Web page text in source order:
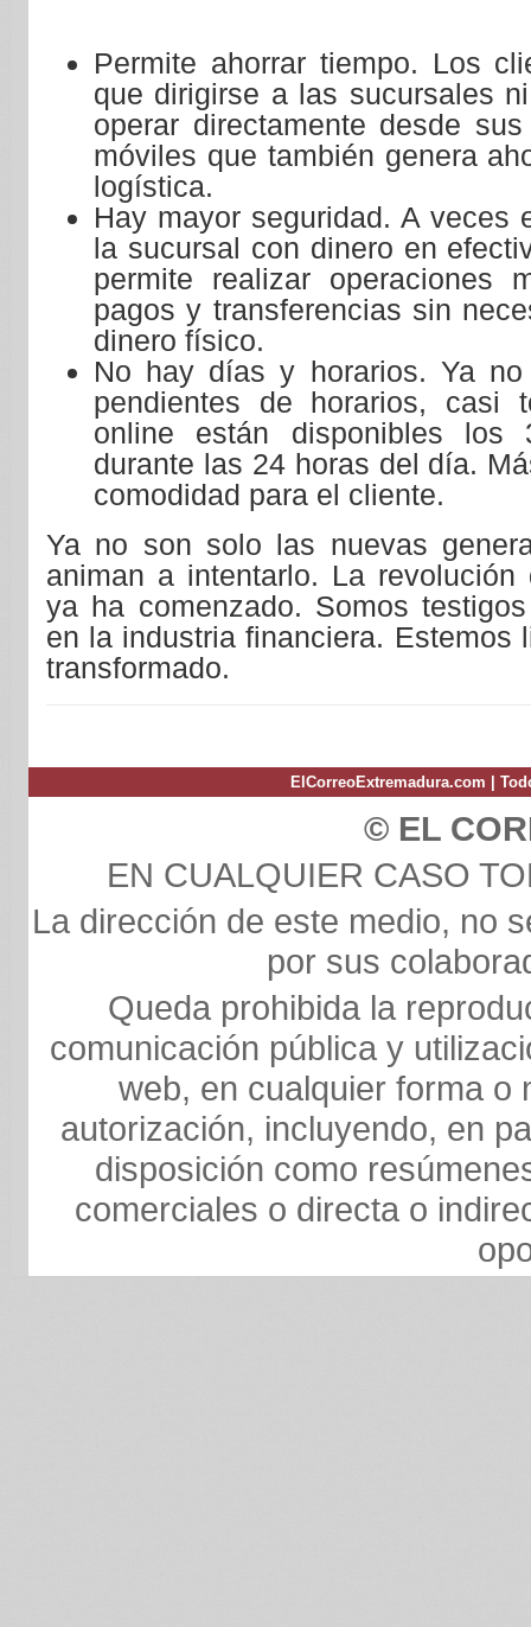
Permite ahorrar tiempo. Los
que dirigirse a las sucursales
operar directamente desde
móviles que también genera
logística.
Hay mayor seguridad. A veces
la sucursal con dinero en
permite realizar operaciones
pagos y transferencias sin
dinero físico.
No hay días y horarios. Ya no
pendientes de horarios, casi
online están disponibles
durante las 24 horas del día.
comodidad para el cliente.
Ya no son solo las nuevas
animan a intentarlo. La
ya ha comenzado. Somos
en la industria financiera. Estemos
transformado.
ElCorreoExtremadura.com |
© EL
EN CUALQUIER CASO
La dirección de este medio, no
por sus
Queda prohibida la
comunicación pública y
web, en cualquier forma o
autorización, incluyendo, en
disposición como
comerciales o directa o